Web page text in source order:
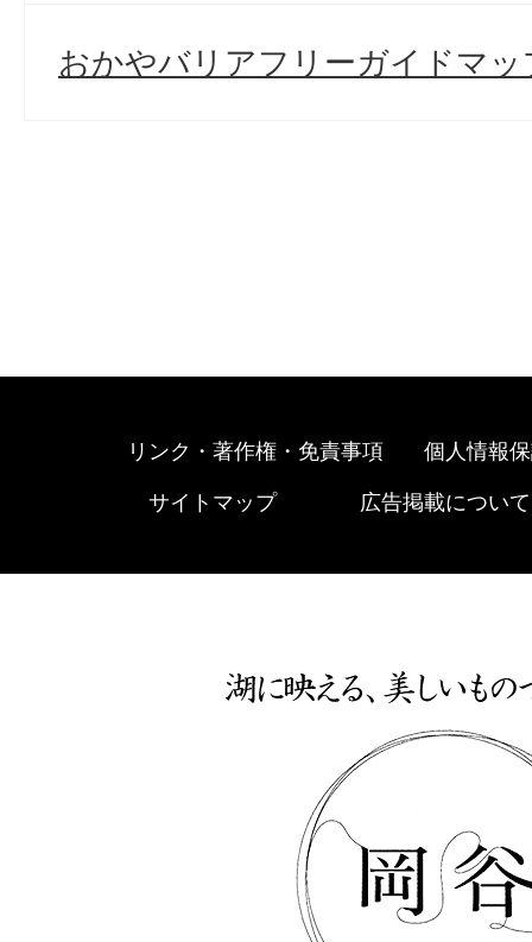
おかやバリアフリーガイドマッ
リンク・著作権・免責事項 個人情報
サイトマップ 広告掲載について